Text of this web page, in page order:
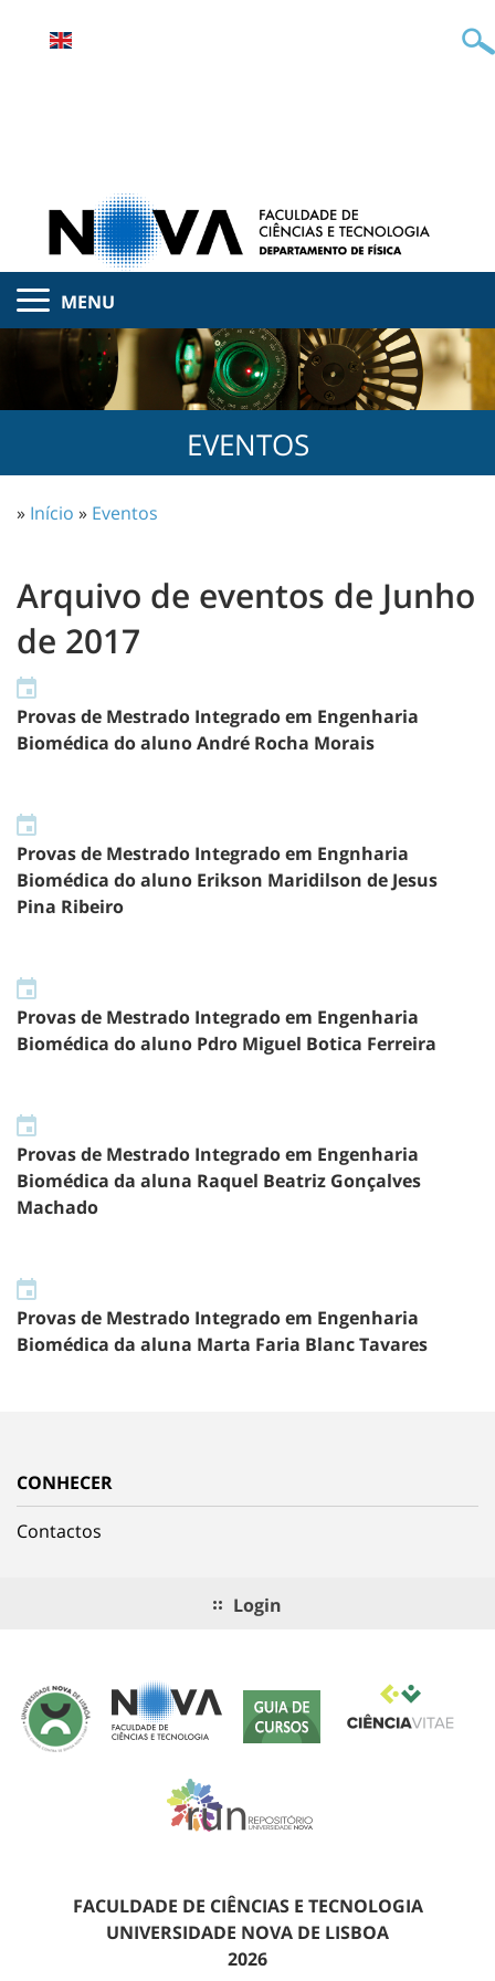
MENU
EVENTOS
» Início » Eventos
Arquivo de eventos de Junho
de 2017
Provas de Mestrado Integrado em Engenharia
Biomédica do aluno André Rocha Morais
Provas de Mestrado Integrado em Engnharia
Biomédica do aluno Erikson Maridilson de Jesus
Pina Ribeiro
Provas de Mestrado Integrado em Engenharia
Biomédica do aluno Pdro Miguel Botica Ferreira
Provas de Mestrado Integrado em Engenharia
Biomédica da aluna Raquel Beatriz Gonçalves
Machado
Provas de Mestrado Integrado em Engenharia
Biomédica da aluna Marta Faria Blanc Tavares
CONHECER
Contactos
Login
FACULDADE DE CIÊNCIAS E TECNOLOGIA
UNIVERSIDADE NOVA DE LISBOA
2026